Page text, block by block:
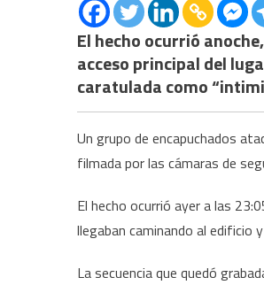
El hecho ocurrió
acceso principal del
caratulada como
Un grupo de encapuchados
filmada por las cámaras de
El hecho ocurrió ayer a las
llegaban caminando al edificio
La secuencia que quedó